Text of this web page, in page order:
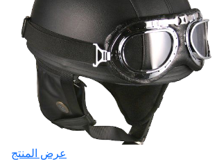
عرض المنتج